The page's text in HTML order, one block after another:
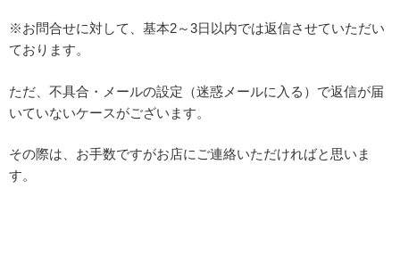
※お問合せに対して、基本2～3日以内では返信させていただい
ております。
ただ、不具合・メールの設定（迷惑メールに入る）で返信が届
いていないケースがございます。
その際は、お手数ですがお店にご連絡いただければと思いま
す。